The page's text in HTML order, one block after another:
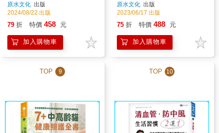
避免再度中風
原水文化 出版
2024/08/22 出版
79 折 特價 458 元
加入購物車
原水文化 出版
2023/06/17 出版
75 折 特價 488 元
加入購物車
TOP 9 TOP 10